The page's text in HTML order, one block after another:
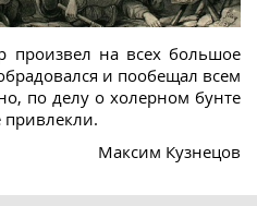
произвел на всех большое
и пообещал всем
по делу о холерном бунте
привлекли.
Максим Кузнецов